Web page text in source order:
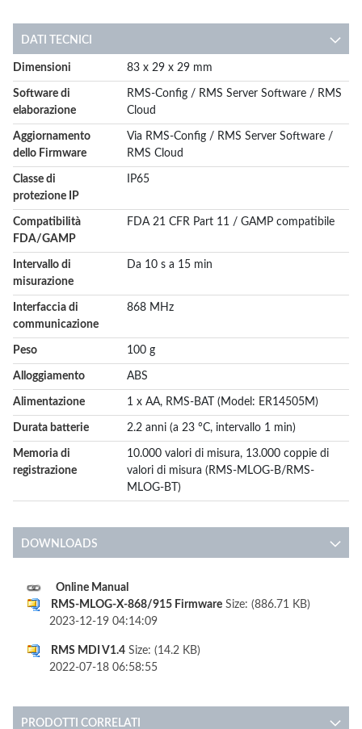
DATI TECNICI
More
Information
Dimensioni 83 x 29 x 29 mm
Software di
elaborazione
RMS-Config / RMS Server Software / RMS
Cloud
Aggiornamento
dello Firmware
Via RMS-Config / RMS Server Software /
RMS Cloud
Classe di
protezione IP
IP65
Compatibilità
FDA/GAMP
FDA 21 CFR Part 11 / GAMP compatibile
Intervallo di
misurazione
Da 10 s a 15 min
Interfaccia di
communicazione
868 MHz
Peso 100 g
Alloggiamento ABS
Alimentazione 1 x AA, RMS-BAT (Model: ER14505M)
Durata batterie 2.2 anni (a 23 °C, intervallo 1 min)
Memoria di
registrazione
10.000 valori di misura, 13.000 coppie di
valori di misura (RMS-MLOG-B/RMS-
MLOG-BT)
DOWNLOADS
Online Manual
RMS-MLOG-X-868/915 Firmware Size: (886.71 KB)
2023-12-19 04:14:09
RMS MDI V1.4 Size: (14.2 KB)
2022-07-18 06:58:55
PRODOTTI CORRELATI